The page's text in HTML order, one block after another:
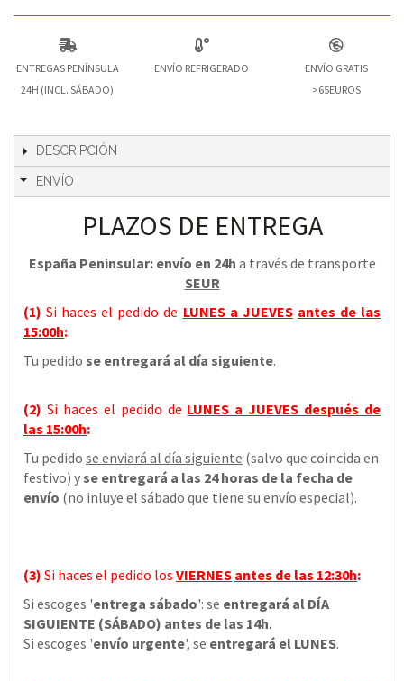
ENTREGAS PENÍNSULA
24H (INCL. SÁBADO)
ENVÍO REFRIGERADO
ENVÍO GRATIS
>65EUROS
DESCRIPCIÓN
ENVÍO
PLAZOS DE ENTREGA
España Peninsular: envío en 24h a través de transporte
SEUR
(1)Si haces el pedido de LUNES a JUEVES antes de las
15:00h:
Tu pedido se entregará al día siguiente.
(2) Si haces el pedido de LUNES a JUEVES después de
las 15:00h:
Tu pedido se enviará al día siguiente (salvo que coincida en
festivo) yse entregará a las 24 horas de la fecha de
envío (no inluye el sábado que tiene su envío especial).
(3) Si haces el pedido los VIERNES antes de las 12:30h:
Si escoges 'entrega sábado': se entregará al DÍA
SIGUIENTE (SÁBADO) antes de las 14h.
Si escoges 'envío urgente', se entregará el LUNES.